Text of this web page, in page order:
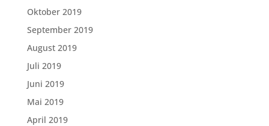
Oktober 2019
September 2019
August 2019
Juli 2019
Juni 2019
Mai 2019
April 2019